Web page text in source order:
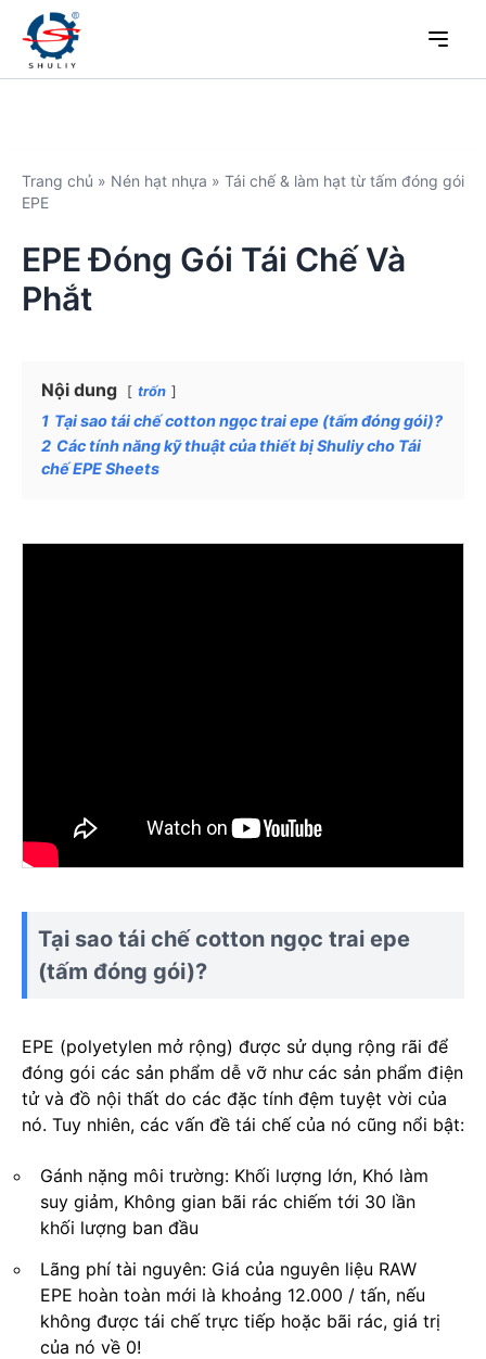
Trang chủ » Nén hạt nhựa » Tái chế & làm hạt từ tấm đóng gói
EPE
EPE Đóng Gói Tái Chế Và
Phắt
Nội dung trốn
1 Tại sao tái chế cotton ngọc trai epe (tấm đóng gói)?
2 Các tính năng kỹ thuật của thiết bị Shuliy cho Tái
chế EPE Sheets
Tại sao tái chế cotton ngọc trai epe
(tấm đóng gói)?
EPE (polyetylen mở rộng) được sử dụng rộng rãi để
đóng gói các sản phẩm dễ vỡ như các sản phẩm điện
tử và đồ nội thất do các đặc tính đệm tuyệt vời của
nó. Tuy nhiên, các vấn đề tái chế của nó cũng nổi bật:
Gánh nặng môi trường: Khối lượng lớn, Khó làm
suy giảm, Không gian bãi rác chiếm tới 30 lần
khối lượng ban đầu
Lãng phí tài nguyên: Giá của nguyên liệu RAW
EPE hoàn toàn mới là khoảng 12.000 / tấn, nếu
không được tái chế trực tiếp hoặc bãi rác, giá trị
của nó về 0!